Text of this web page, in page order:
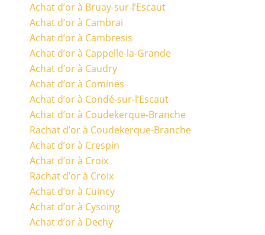
Achat d’or à Bruay-sur-l’Escaut
Achat d’or à Cambrai
Achat d’or à Cambresis
Achat d’or à Cappelle-la-Grande
Achat d’or à Caudry
Achat d’or à Comines
Achat d’or à Condé-sur-l’Escaut
Achat d’or à Coudekerque-Branche
Rachat d’or à Coudekerque-Branche
Achat d’or à Crespin
Achat d’or à Croix
Rachat d’or à Croix
Achat d’or à Cuincy
Achat d’or à Cysoing
Achat d’or à Dechy